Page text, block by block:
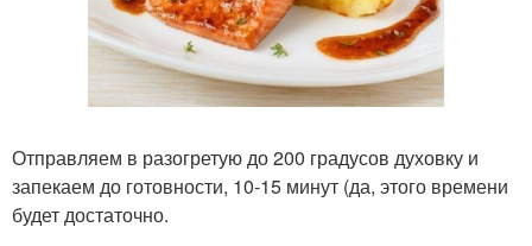
Отправляем в разогретую до 200 градусов духовку и
запекаем до готовности, 10-15 минут (да, этого времени
будет достаточно.